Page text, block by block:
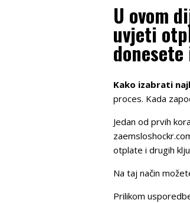
U ovom
uvjeti
Kako izabrati
proces. Kada
Jedan od prvih
otplate i drugih
Na taj način
Prilikom